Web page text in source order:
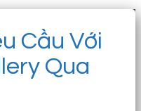
Cầu Với
Qua